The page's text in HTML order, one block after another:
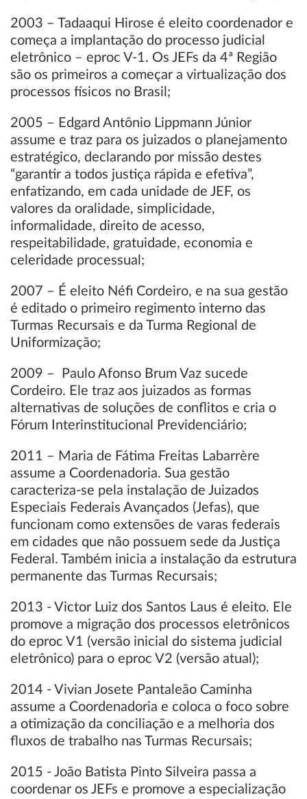
2003 – Tadaaqui Hirose é eleito coordenador e
começa a implantação do processo judicial
eletrônico – eproc V-1. Os JEFs da 4ª Região
são os primeiros a começar a virtualização dos
processos físicos no Brasil;
2005 – Edgard Antônio Lippmann Júnior
assume e traz para os juizados o planejamento
estratégico, declarando por missão destes
“garantir a todos justiça rápida e efetiva”,
enfatizando, em cada unidade de JEF, os
valores da oralidade, simplicidade,
informalidade, direito de acesso,
respeitabilidade, gratuidade, economia e
celeridade processual;
2007 – É eleito Néfi Cordeiro, e na sua gestão
é editado o primeiro regimento interno das
Turmas Recursais e da Turma Regional de
Uniformização;
2009 – Paulo Afonso Brum Vaz sucede
Cordeiro. Ele traz aos juizados as formas
alternativas de soluções de conflitos e cria o
Fórum Interinstitucional Previdenciário;
2011 – Maria de Fátima Freitas Labarrère
assume a Coordenadoria. Sua gestão
caracteriza-se pela instalação de Juizados
Especiais Federais Avançados (Jefas), que
funcionam como extensões de varas federais
em cidades que não possuem sede da Justiça
Federal. Também inicia a instalação da estrutura
permanente das Turmas Recursais;
2013 - Victor Luiz dos Santos Laus é eleito. Ele
promove a migração dos processos eletrônicos
do eproc V1 (versão inicial do sistema judicial
eletrônico) para o eproc V2 (versão atual);
2014 - Vivian Josete Pantaleão Caminha
assume a Coordenadoria e coloca o foco sobre
a otimização da conciliação e a melhoria dos
fluxos de trabalho nas Turmas Recursais;
2015 - João Batista Pinto Silveira passa a
coordenar os JEFs e promove a especialização